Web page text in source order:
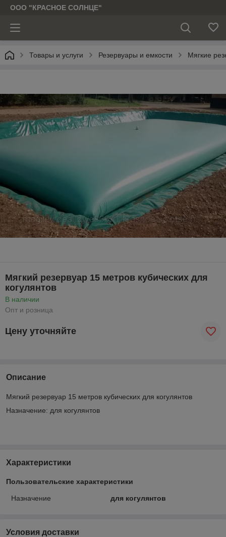
ООО "КРАСНОЕ СОЛНЦЕ"
Товары и услуги Резервуары и емкости Мягкие
Мягкий резервуар 15 метров кубических для
когулянтов
В наличии
Опт и розница
Цену уточняйте
Описание
Мягкий резервуар 15 метров кубических для когулянтов
Назначение: для когулянтов
Характеристики
Пользовательские характеристики
Назначение для когулянтов
Условия доставки